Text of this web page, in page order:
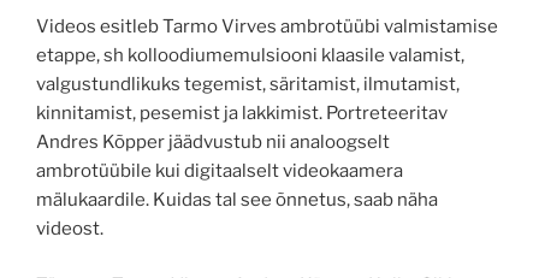
Videos esitleb Tarmo Virves ambrotüübi valmistamise
etappe, sh kolloodiumemulsiooni klaasile valamist,
valgustundlikuks tegemist, säritamist, ilmutamist,
kinnitamist, pesemist ja lakkimist. Portreteeritav
Andres Kõpper jäädvustub nii analoogselt
ambrotüübile kui digitaalselt videokaamera
mälukaardile. Kuidas tal see õnnetus, saab näha
videost.